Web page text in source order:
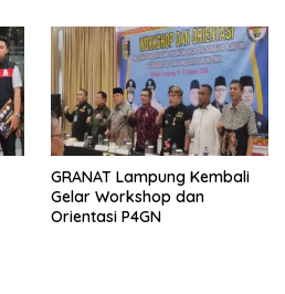
GRANAT Lampung Kembali
Gelar Workshop dan
Orientasi P4GN